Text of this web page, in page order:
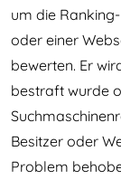
um die
oder einer
bewerten. Er
bestraft wurde
Besitzer oder
Problem